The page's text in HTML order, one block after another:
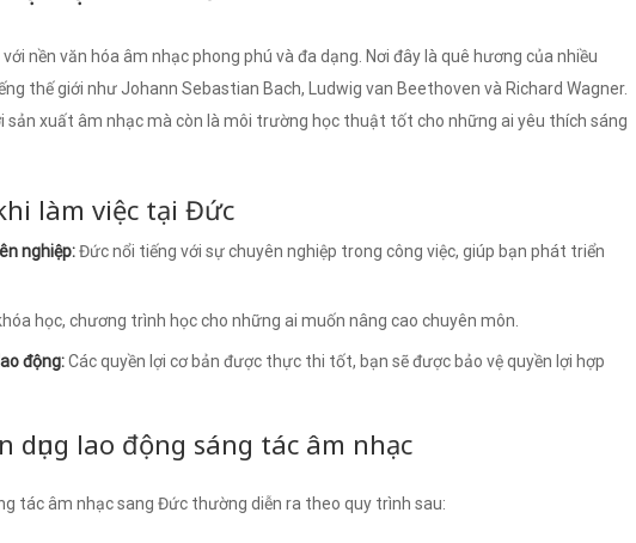
nền văn hóa âm nhạc phong phú và đa dạng. Nơi đây là quê hương của nhiều
thế giới như Johann Sebastian Bach, Ludwig van Beethoven và Richard Wagner.
sản xuất âm nhạc mà còn là môi trường học thuật tốt cho những ai yêu thích sáng
làm việc tại Đức
nghiệp:Đức nổi tiếng với sự chuyên nghiệp trong công việc, giúp bạn phát triển
học, chương trình học cho những ai muốn nâng cao chuyên môn.
động:Các quyền lợi cơ bản được thực thi tốt, bạn sẽ được bảo vệ quyền lợi hợp
dụng lao động sáng tác âm nhạc
tác âm nhạc sang Đức thường diễn ra theo quy trình sau: